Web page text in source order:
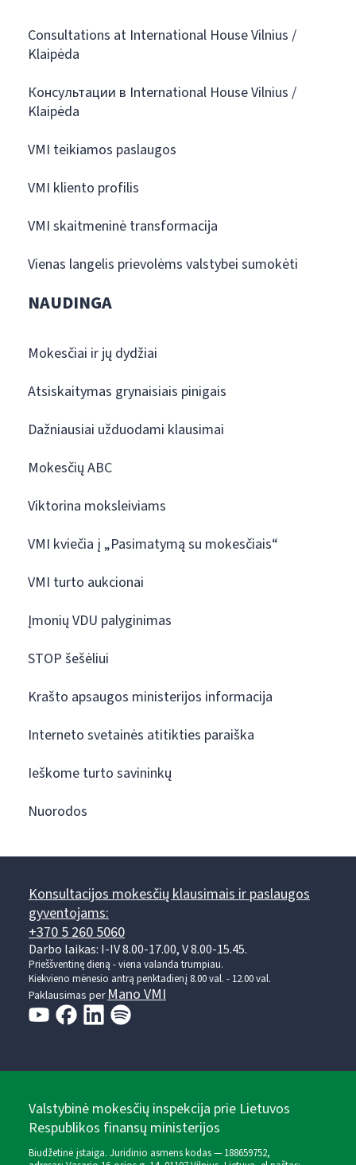
Consultations at International House Vilnius /
Klaipėda
Консультации в International House Vilnius /
Klaipėda
VMI teikiamos paslaugos
VMI kliento profilis
VMI skaitmeninė transformacija
Vienas langelis prievolėms valstybei sumokėti
NAUDINGA
Mokesčiai ir jų dydžiai
Atsiskaitymas grynaisiais pinigais
Dažniausiai užduodami klausimai
Mokesčių ABC
Viktorina moksleiviams
VMI kviečia į „Pasimatymą su mokesčiais“
VMI turto aukcionai
Įmonių VDU palyginimas
STOP šešėliui
Krašto apsaugos ministerijos informacija
Interneto svetainės atitikties paraiška
Ieškome turto savininkų
Nuorodos
Konsultacijos mokesčių klausimais ir paslaugos
gyventojams:
+370 5 260 5060
Darbo laikas: I-IV 8.00-17.00, V 8.00-15.45.
Prieššventinę dieną - viena valanda trumpiau.
Kiekvieno mėnesio antrą penktadienį 8.00 val. - 12.00 val.
Paklausimas perMano VMI
Valstybinė mokesčių inspekcija prie Lietuvos
Respublikos finansų ministerijos
Biudžetinė įstaiga. Juridinio asmens kodas — 188659752,